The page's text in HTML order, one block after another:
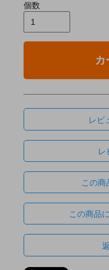
個数
カ
レビ
レ
この商
この商品